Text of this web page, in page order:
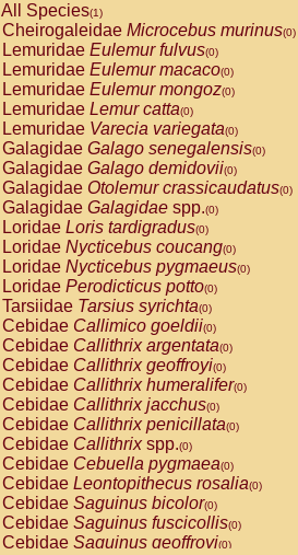
All Species(1)
Cheirogaleidae Microcebus murinus(0)
Lemuridae Eulemur fulvus(0)
Lemuridae Eulemur macaco(0)
Lemuridae Eulemur mongoz(0)
Lemuridae Lemur catta(0)
Lemuridae Varecia variegata(0)
Galagidae Galago senegalensis(0)
Galagidae Galago demidovii(0)
Galagidae Otolemur crassicaudatus(0)
Galagidae Galagidae spp.(0)
Loridae Loris tardigradus(0)
Loridae Nycticebus coucang(0)
Loridae Nycticebus pygmaeus(0)
Loridae Perodicticus potto(0)
Tarsiidae Tarsius syrichta(0)
Cebidae Callimico goeldii(0)
Cebidae Callithrix argentata(0)
Cebidae Callithrix geoffroyi(0)
Cebidae Callithrix humeralifer(0)
Cebidae Callithrix jacchus(0)
Cebidae Callithrix penicillata(0)
Cebidae Callithrixspp.(0)
Cebidae Cebuella pygmaea(0)
Cebidae Leontopithecus rosalia(0)
Cebidae Saguinus bicolor(0)
Cebidae Saguinus fuscicollis(0)
Cebidae Saguinus geoffroyi(0)